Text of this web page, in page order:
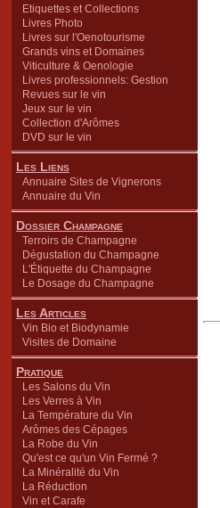
Etiquettes et Collections
Livres Photo
Livres sur l'Oenotourisme
Grands vins et Domaines
Viticulture & Oenologie
Livres professionnels: Gestion
Revues sur le vin
Jeux sur le vin
Collection d'Arômes
DVD sur le vin
Les Liens
Annuaire Sites de Vignerons
Annuaire du Vin
Dossier Champagne
Terroirs de Champagne
Dégustation du Champagne
L'Étiquette du Champagne
Le Dosage du Champagne
Les Articles
Vin Bio et Biodynamie
Visites de Domaine
Pratique
Les Salons du Vin
Les Verres à Vin
La Température du Vin
Arômes des Cépages
La Robe du Vin
Qu'est ce qu'un Vin Fermé ?
La Minéralité du Vin
La Réduction
Vin et Carafe